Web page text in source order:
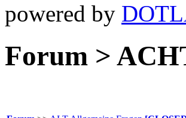
powered by
Forum >